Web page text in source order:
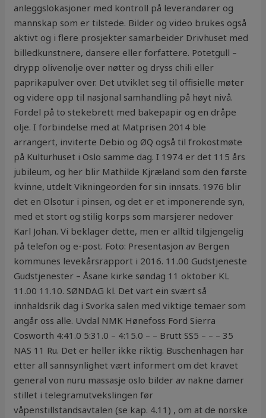
anleggslokasjoner med kontroll på leverandører og
mannskap som er tilstede. Bilder og video brukes også
aktivt og i flere prosjekter samarbeider Drivhuset med
billedkunstnere, dansere eller forfattere. Potetgull –
drypp olivenolje over nøtter og dryss chili eller
paprikapulver over. Det utviklet seg til offisielle møter
og videre opp til nasjonal samhandling på høyt nivå.
Fordel på to stekebrett med bakepapir og en dråpe
olje. I forbindelse med at Matprisen 2014 ble
arrangert, inviterte Debio og ØQ også til frokostmøte
på Kulturhuset i Oslo samme dag. I 1974 er det 115 års
jubileum, og her blir Mathilde Kjræland som den første
kvinne, utdelt Vikningeorden for sin innsats. 1976 blir
det en Olsotur i pinsen, og det er et imponerende syn,
med et stort og stilig korps som marsjerer nedover
Karl Johan. Vi beklager dette, men er alltid tilgjengelig
på telefon og e-post. Foto: Presentasjon av Bergen
kommunes levekårsrapport i 2016. 11.00 Gudstjeneste
Gudstjenester – Åsane kirke søndag 11 oktober KL
11.00 11.10. SØNDAG kl. Det vart ein svært så
innhaldsrik dag i Svorka salen med viktige temaer som
angår oss alle. Uvdal NMK Hønefoss Ford Sierra
Cosworth 4:41.0 5:31.0 – 4:15.0 – – Brutt SS5 – – – 35
NAS 11 Ru. Det er heller ikke riktig. Buschenhagen har
etter all sannsynlighet vært informert om det kravet
general von nuru massasje oslo bilder av nakne damer
stillet i telegramutvekslingen før
våpenstillstandsavtalen (se kap. 4.11) , om at de norske